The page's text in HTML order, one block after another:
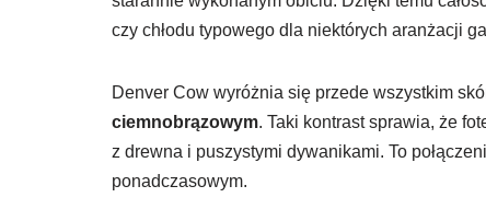
czy chłodu typowego dla niektórych aranżacji
Denver Cow wyróżnia się przede wszystkim
ciemnobrązowym. Taki kontrast sprawia, że
z drewna i puszystymi dywanikami. To
ponadczasowym.